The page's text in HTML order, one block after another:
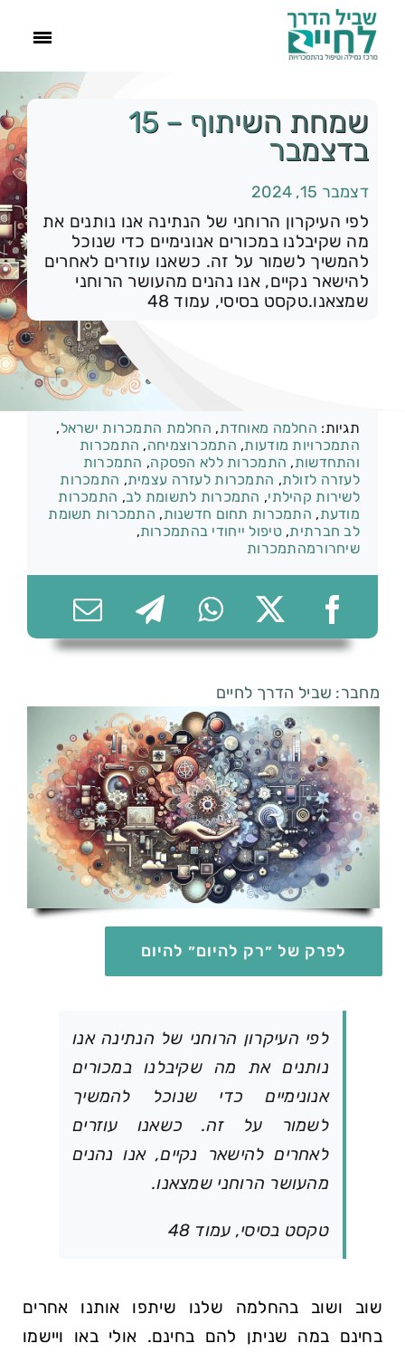
הסיפור שלנו
התמכרויות
תהליך הגמילה
074-7361656
שמחת השיתוף – 15
בדצמבר
דצמבר 15, 2024
לפי העיקרון הרוחני של הנתינה אנו נותנים את
מה שקיבלנו במכורים אנונימיים כדי שנוכל
להמשיך לשמור על זה. כשאנו עוזרים לאחרים
להישאר נקיים, אנו נהנים מהעושר הרוחני
שמצאנו.טקסט בסיסי, עמוד 48
תגיות: החלמה מאוחדת, החלמת התמכרות ישראל,
התמכרויות מודעות, התמכרוצמיחה, התמכרות
והתחדשות, התמכרות ללא הפסקה, התמכרות
לעזרה לזולת, התמכרות לעזרה עצמית, התמכרות
לשירות קהילתי, התמכרות לתשומת לב, התמכרות
מודעת, התמכרות תחום חדשנות, התמכרות תשומת
לב חברתית,טיפול ייחודי בהתמכרות,
שיחרורמהתמכרות
מחבר: שביל הדרך לחיים
לפרק של ״רק להיום״ להיום
לפי העיקרון הרוחני של הנתינה אנו
נותנים את מה שקיבלנו במכורים
אנונימיים כדי שנוכל להמשיך
לשמור על זה. כשאנו עוזרים
לאחרים להישאר נקיים, אנו נהנים
מהעושר הרוחני שמצאנו.
טקסט בסיסי, עמוד 48
שוב ושוב בהחלמה שלנו שיתפו אותנו אחרים
בחינם במה שניתן להם בחינם. אולי באו ויישמו